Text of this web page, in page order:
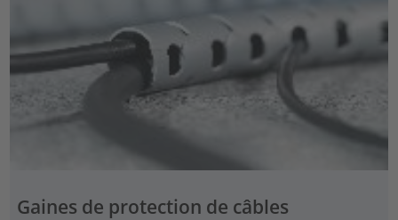
Gaines de protection de câbles